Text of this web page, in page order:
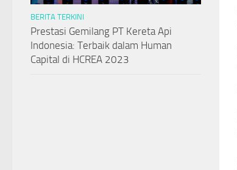
BERITA TERKINI
Prestasi Gemilang PT Kereta Api
Indonesia: Terbaik dalam Human
Capital di HCREA 2023